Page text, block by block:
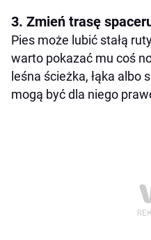
3. Zmień trasę
Pies może lubić stałą
warto pokazać mu coś
leśna ścieżka, łąka albo
mogą być dla niego